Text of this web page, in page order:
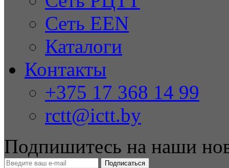
Сеть EEN
Каталоги
Контакты
+375 17 368 14 99
rctt@ictt.by
Подпишитесь на наши
Подписаться